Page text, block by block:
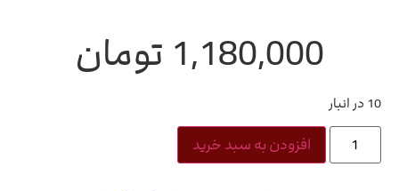
1,180,000 تومان
10 در انبار
افزودن به سبد خرید